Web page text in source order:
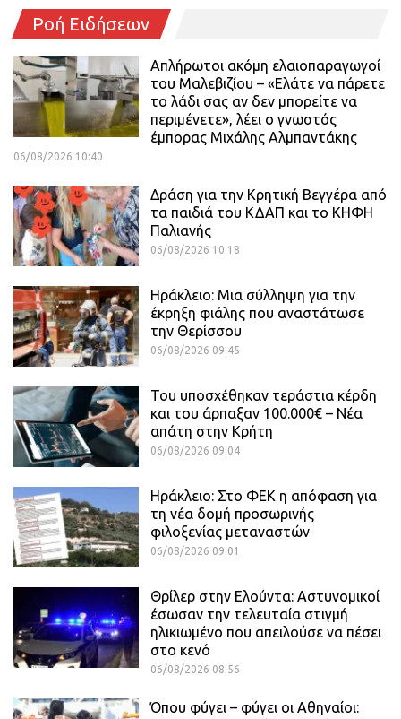
Ροή Ειδήσεων
Απλήρωτοι ακόμη ελαιοπαραγωγοί
του Μαλεβιζίου – «Ελάτε να πάρετε
το λάδι σας αν δεν μπορείτε να
περιμένετε», λέει ο γνωστός
έμπορας Μιχάλης Αλμπαντάκης
06/08/2026 10:40
Δράση για την Κρητική Βεγγέρα από
τα παιδιά του ΚΔΑΠ και το ΚΗΦΗ
Παλιανής
06/08/2026 10:18
Ηράκλειο: Μια σύλληψη για την
έκρηξη φιάλης που αναστάτωσε
την Θερίσσου
06/08/2026 09:45
Του υποσχέθηκαν τεράστια κέρδη
και του άρπαξαν 100.000€ – Νέα
απάτη στην Κρήτη
06/08/2026 09:04
Ηράκλειο: Στο ΦΕΚ η απόφαση για
τη νέα δομή προσωρινής
φιλοξενίας μεταναστών
06/08/2026 09:01
Θρίλερ στην Ελούντα: Αστυνομικοί
έσωσαν την τελευταία στιγμή
ηλικιωμένο που απειλούσε να πέσει
στο κενό
06/08/2026 08:56
Όπου φύγει – φύγει οι Αθηναίοι: